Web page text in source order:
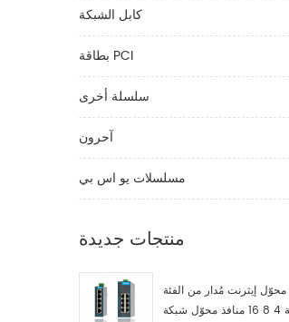
كابل الشبكة
بطاقة PCI
سلسلة أخرى
آحرون
مسلسلات يو اس بي
منتجات جديدة
محوّل إيثرنت مُدار من الفئة
الصناعية 4 8 16 منافذ محوّل شبكة